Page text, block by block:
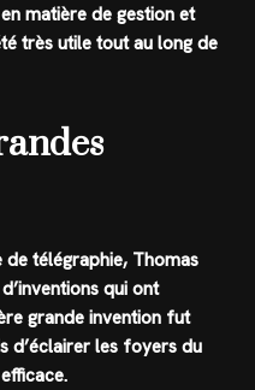
matière de gestion et
très utile tout au long de
télégraphie, Thomas
qui ont
grande invention fut
d’éclairer les foyers du